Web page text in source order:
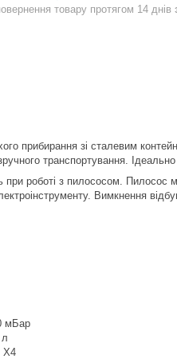
товару протягом 14 днів
прибирання зі сталевим
транспортування.
при роботі з пилососом.
Вимкнення
мБар
X4